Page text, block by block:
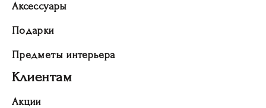
Аксессуары
Подарки
Предметы интерьера
Клиентам
Акции